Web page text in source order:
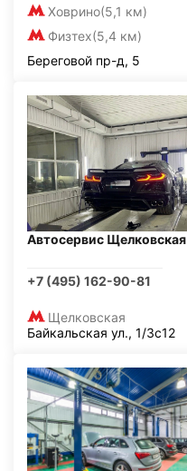
Ховрино(5,1 км)
Физтех(5,4 км)
Береговой пр-д, 5
Автосервис Щелковская
+7 (495) 162-90-81
Щелковская
Байкальская ул., 1/3с12